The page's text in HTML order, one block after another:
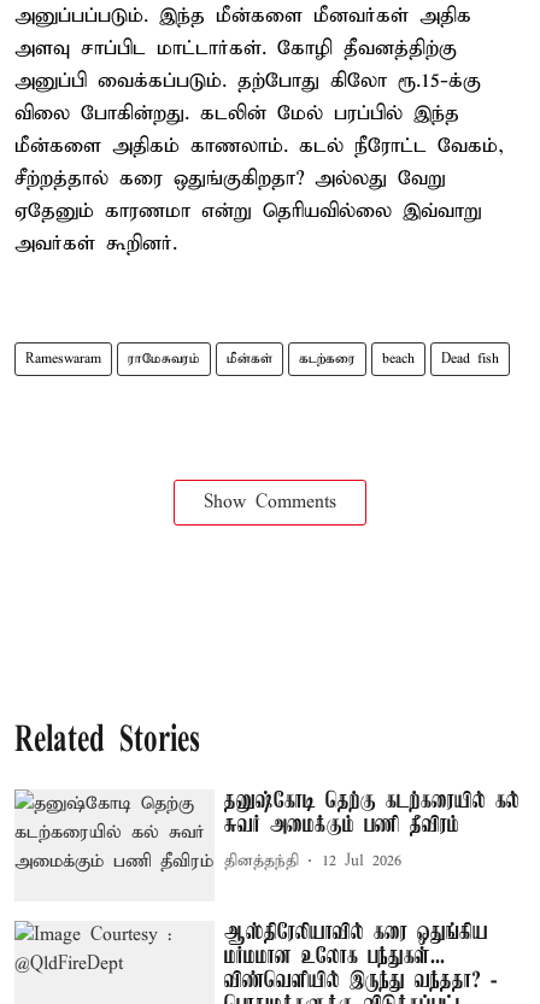
அனுப்பப்படும். இந்த மீன்களை மீனவர்கள் அதிக
அளவு சாப்பிட மாட்டார்கள். கோழி தீவனத்திற்கு
அனுப்பி வைக்கப்படும். தற்போது கிலோ ரூ.15-க்கு
விலை போகின்றது. கடலின் மேல் பரப்பில் இந்த
மீன்களை அதிகம் காணலாம். கடல் நீரோட்ட வேகம்,
சீற்றத்தால் கரை ஒதுங்குகிறதா? அல்லது வேறு
ஏதேனும் காரணமா என்று தெரியவில்லை இவ்வாறு
அவர்கள் கூறினர்.
Rameswaram ராமேசுவரம் மீன்கள் கடற்கரை beach Dead fish
Show Comments
Related Stories
தனுஷ்கோடி தெற்கு கடற்கரையில் கல்
சுவர் அமைக்கும் பணி தீவிரம்
தினத்தந்தி 12 Jul 2026
ஆஸ்திரேலியாவில் கரை ஒதுங்கிய
மர்மமான உலோக பந்துகள்...
விண்வெளியில் இருந்து வந்ததா? -